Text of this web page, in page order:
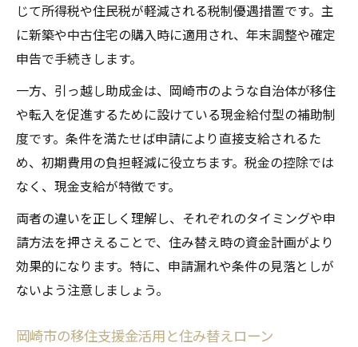
じて所得税や住民税が軽減される税制優遇措置です。主
に新築や中古住宅の購入時に適用され、年末調整や確定
申告で手続きします。
一方、引っ越し助成金は、岡崎市のような自治体が移住
や転入を促進するために設けている現金給付型の補助制
度です。条件を満たせば申請により直接支給されるた
め、初期費用の負担軽減に役立ちます。税金の控除では
なく、現金支給が特徴です。
両者の違いを正しく理解し、それぞれのタイミングや申
請方法を押さえることで、住み替え時の資金計画がより
効果的になります。特に、申請漏れや条件の見落としが
ないよう注意しましょう。
岡崎市の移住支援金活用と住み替えローン